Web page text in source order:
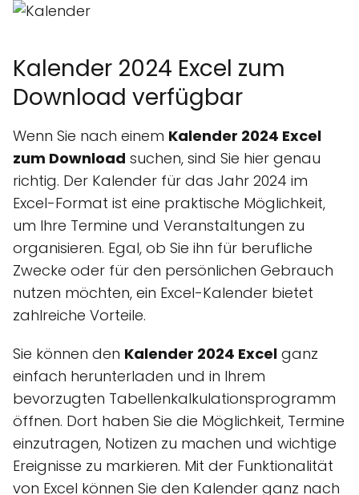
Kalender 2024 Excel zum
Download verfügbar
Wenn Sie nach einem Kalender 2024 Excel
zum Download suchen, sind Sie hier genau
richtig. Der Kalender für das Jahr 2024 im
Excel-Format ist eine praktische Möglichkeit,
um Ihre Termine und Veranstaltungen zu
organisieren. Egal, ob Sie ihn für berufliche
Zwecke oder für den persönlichen Gebrauch
nutzen möchten, ein Excel-Kalender bietet
zahlreiche Vorteile.
Sie können den Kalender 2024 Excel ganz
einfach herunterladen und in Ihrem
bevorzugten Tabellenkalkulationsprogramm
öffnen. Dort haben Sie die Möglichkeit, Termine
einzutragen, Notizen zu machen und wichtige
Ereignisse zu markieren. Mit der Funktionalität
von Excel können Sie den Kalender ganz nach